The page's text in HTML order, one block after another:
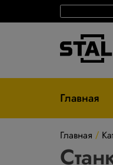
Главная
Главная /